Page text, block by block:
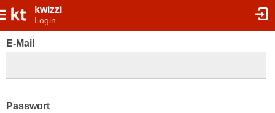
kwizzi
Login
E-Mail
Passwort